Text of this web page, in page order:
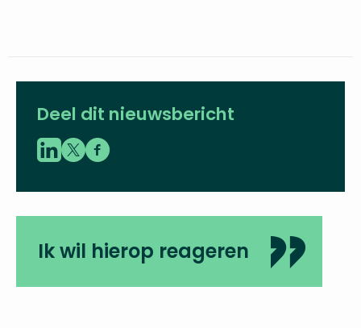
Deel dit nieuwsbericht
Ik wil hierop reageren